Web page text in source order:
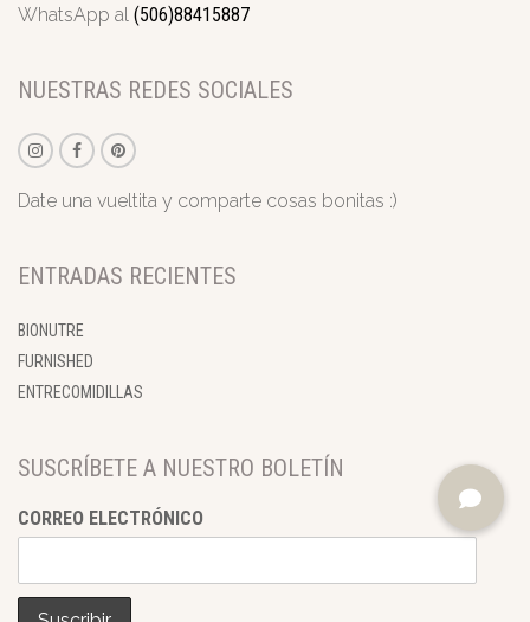
WhatsApp al (506)88415887
NUESTRAS REDES SOCIALES
Date una vueltita y comparte cosas bonitas :)
ENTRADAS RECIENTES
BIONUTRE
FURNISHED
ENTRECOMIDILLAS
SUSCRÍBETE A NUESTRO BOLETÍN
CORREO ELECTRÓNICO